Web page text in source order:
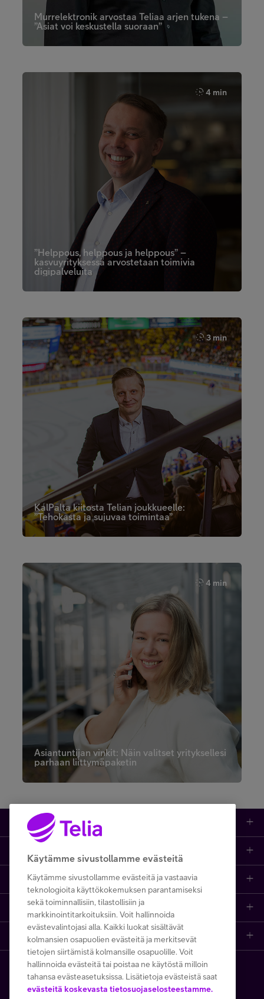
Murrelektronik arvostaa Teliaa arjen tukena –
”Asiat voi keskustella suoraan”
4 min
”Helppous, helppous ja helppous” –
kasvuyrityksessä arvostetaan toimivia
digipalveluita
3 min
KalPalta kiitosta Telian joukkueelle:
”Tehokasta ja sujuvaa toimintaa”
4 min
Asiantuntijan vinkit: Näin valitset yrityksellesi
parhaan liittymäpaketin
Tuotteet
IT-palvelut
Yrittäjän palvelut
Julkishallinnolle
Wholesale
Etusivu
Paikalliset yritysmyyjät
Viat ja häiriöt
Opi ja inspiroidu
Kaikki sisällöt
Artikkelit
Referenssit
Asiakasvinkit
Telia
Telia
Telia Cygate
Telia Finland
Telia yrityksenä
Vastuullisuus
Copyright Telia Company 2026
Käytämme sivustollamme evästeitä
Käytämme sivustollamme evästeitä ja vastaavia
teknologioita käyttökokemuksen parantamiseksi
sekä toiminnallisiin, tilastollisiin ja
markkinointitarkoituksiin. Voit hallinnoida
evästevalintojasi alla. Kaikki luokat sisältävät
kolmansien osapuolien evästeitä ja merkitsevät
tietojen siirtämistä kolmansille osapuolille. Voit
hallinnoida evästeitä tai poistaa ne käytöstä milloin
tahansa evästeasetuksissa. Lisätietoja evästeistä saat
evästeitä koskevasta tietosuojaselosteestamme.